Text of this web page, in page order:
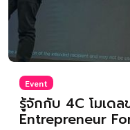
Event
รู้จักกับ 4C โมเด
Entrepreneur